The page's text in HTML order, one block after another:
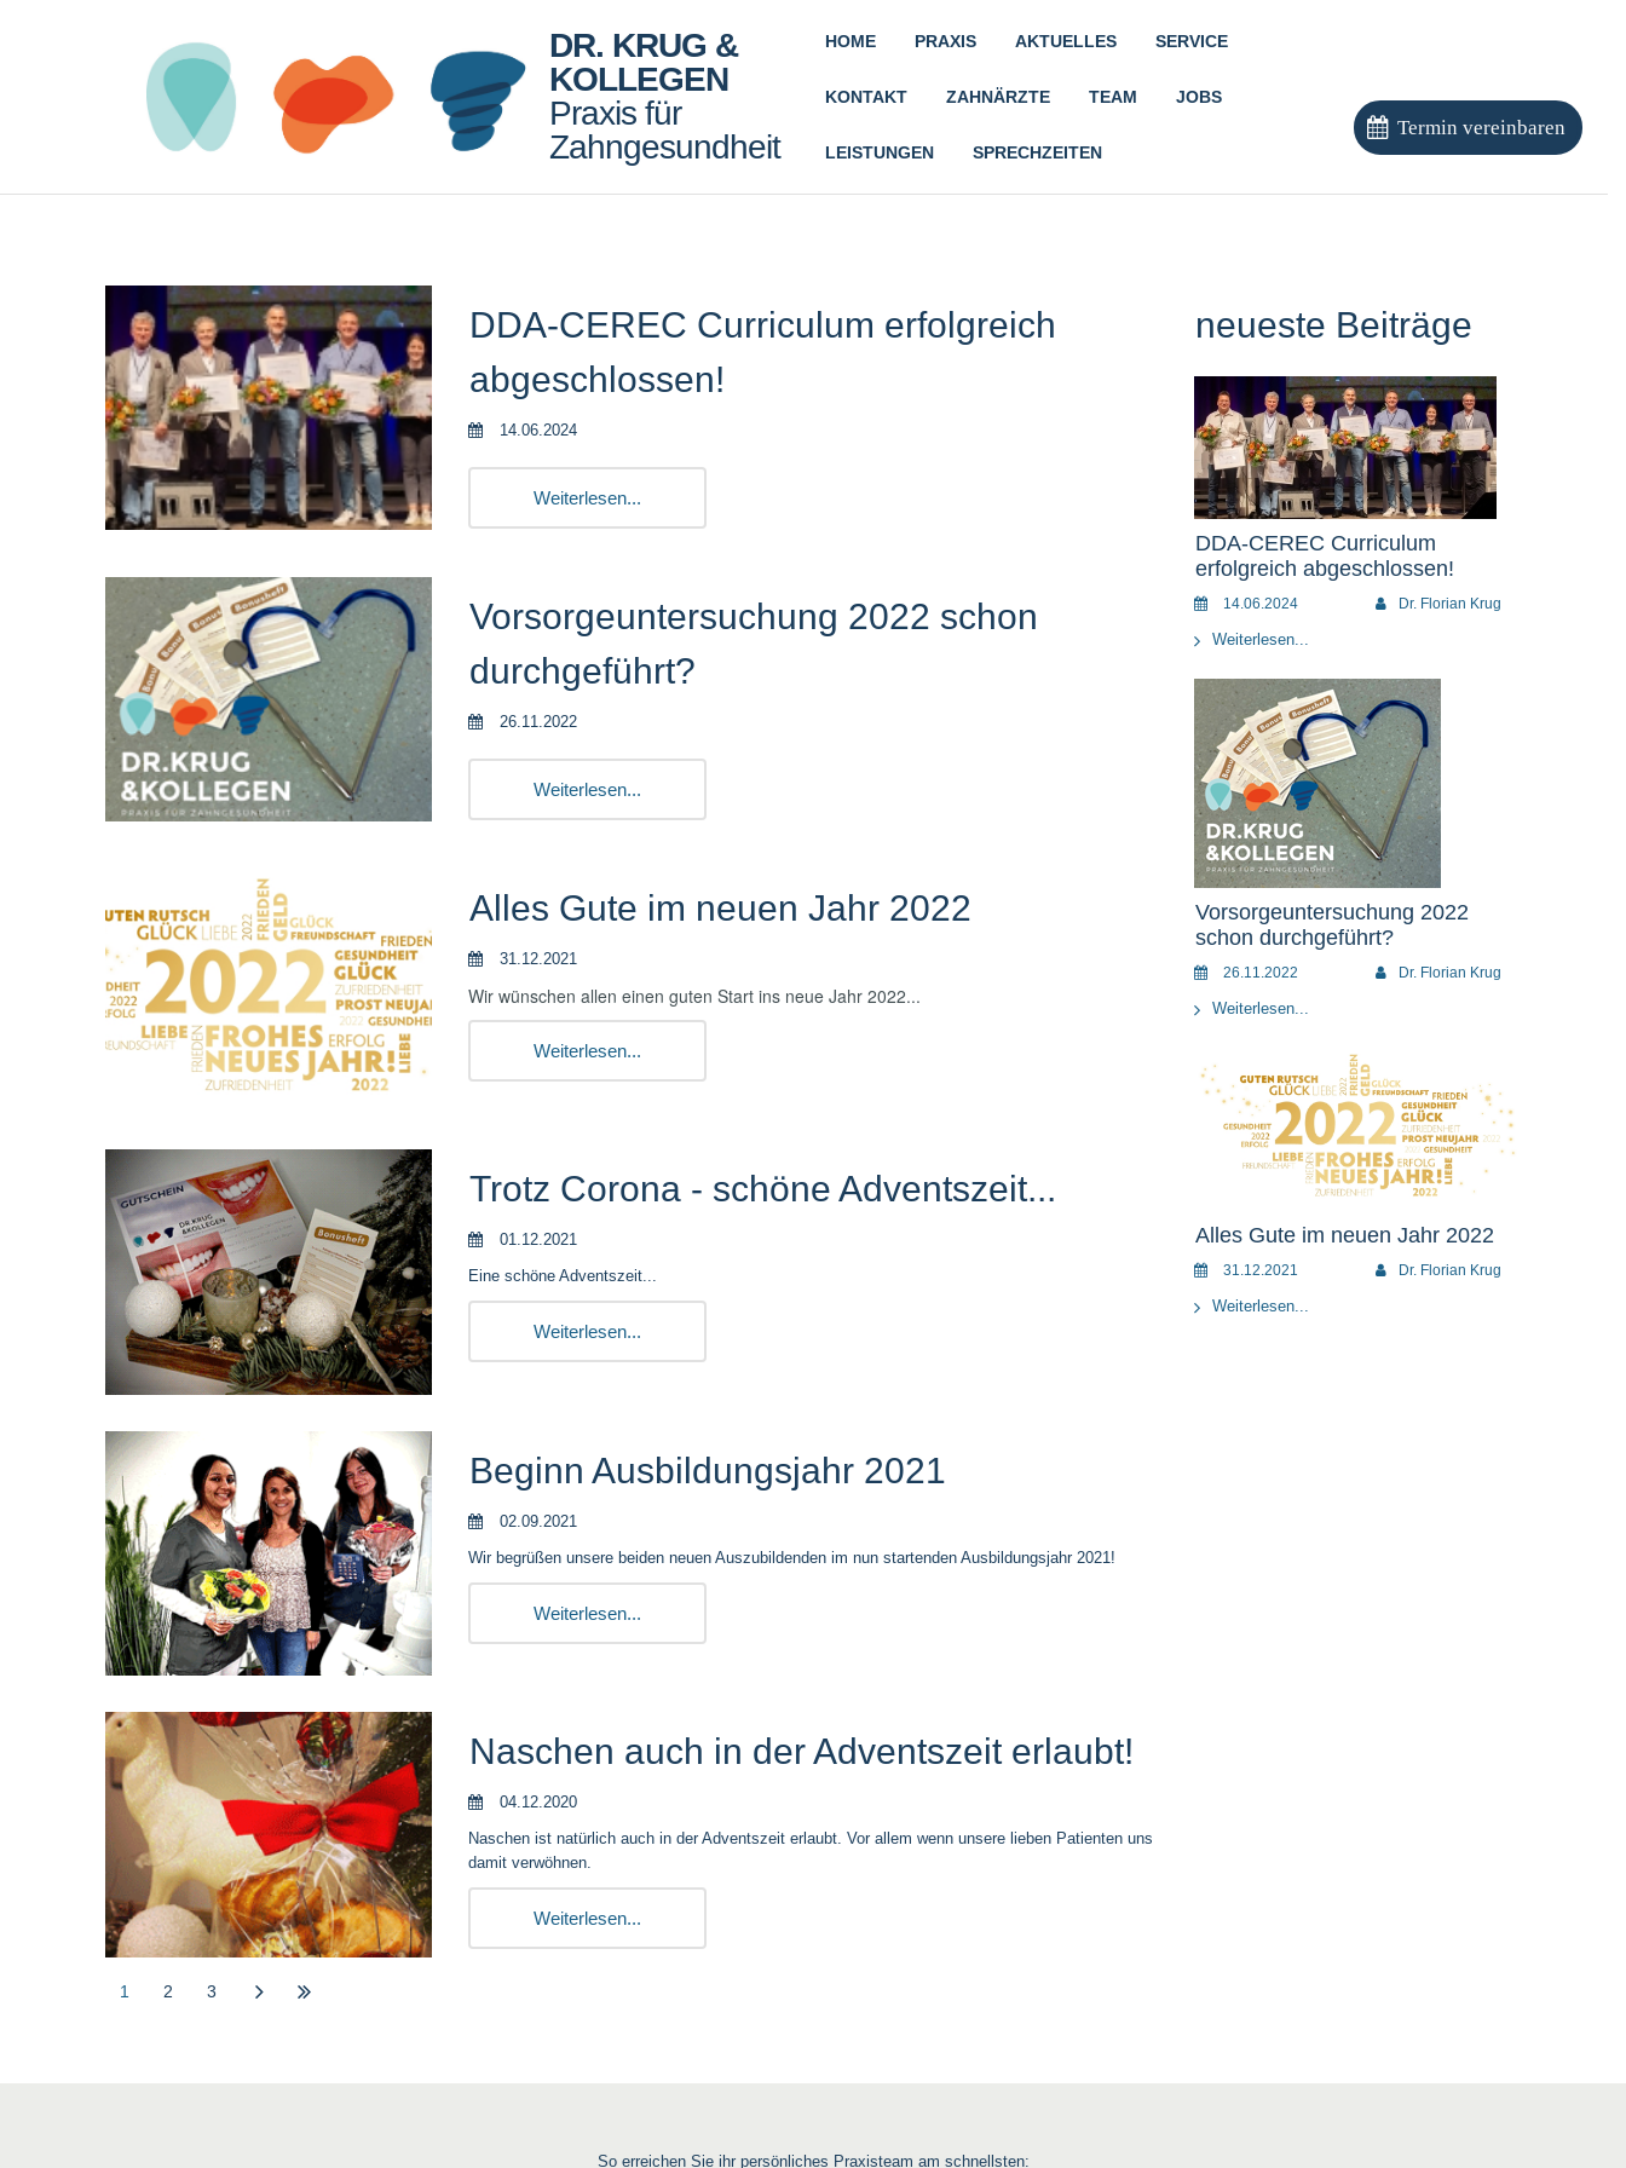
DR. KRUG &
KOLLEGEN
Praxis für
Zahngesundheit
HOME PRAXIS AKTUELLES SERVICE
KONTAKT ZAHNÄRZTE TEAM JOBS
LEISTUNGEN SPRECHZEITEN
Termin vereinbaren
DDA-CEREC Curriculum erfolgreich
abgeschlossen!
14.06.2024
Weiterlesen...
Vorsorgeuntersuchung 2022 schon
durchgeführt?
26.11.2022
Weiterlesen...
Alles Gute im neuen Jahr 2022
31.12.2021
Wir wünschen allen einen guten Start ins neue Jahr 2022...
Weiterlesen...
Trotz Corona - schöne Adventszeit...
01.12.2021
Eine schöne Adventszeit...
Weiterlesen...
Beginn Ausbildungsjahr 2021
02.09.2021
Wir begrüßen unsere beiden neuen Auszubildenden im nun startenden Ausbildungsjahr 2021!
Weiterlesen...
Naschen auch in der Adventszeit erlaubt!
04.12.2020
Naschen ist natürlich auch in der Adventszeit erlaubt. Vor allem wenn unsere lieben Patienten uns
damit verwöhnen.
Weiterlesen...
1 2 3
neueste Beiträge
DDA-CEREC Curriculum
erfolgreich abgeschlossen!
14.06.2024 Dr. Florian Krug
Weiterlesen...
Vorsorgeuntersuchung 2022
schon durchgeführt?
26.11.2022 Dr. Florian Krug
Weiterlesen...
Alles Gute im neuen Jahr 2022
31.12.2021 Dr. Florian Krug
Weiterlesen...
So erreichen Sie ihr persönliches Praxisteam am schnellsten: